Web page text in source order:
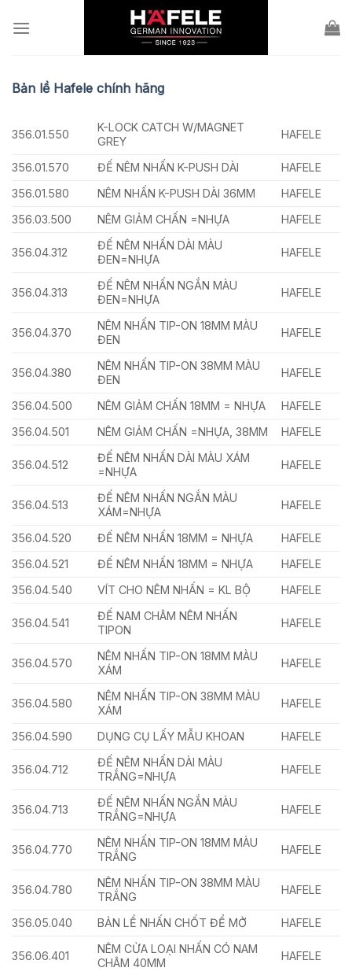
Bản lề Hafele chính hãng
356.01.550
K-LOCK CATCH W/MAGNET
GREY
HAFELE
356.01.570 ĐẾ NÊM NHẤN K-PUSH DÀI
HAFELE
356.01.580
NÊM NHẤN K-PUSH DÀI 36MM
HAFELE
356.03.500
NÊM GIẢM CHẤN =NHỰA HAFELE
356.04.312
ĐẾ NÊM NHẤN DÀI MÀU
ĐEN=NHỰA
HAFELE
356.04.313
ĐẾ NÊM NHẤN NGẮN MÀU
ĐEN=NHỰA
HAFELE
356.04.370
NÊM NHẤN TIP-ON 18MM MÀU
ĐEN
HAFELE
356.04.380
NÊM NHẤN TIP-ON 38MM MÀU
ĐEN
HAFELE
356.04.500 NÊM GIẢM CHẤN 18MM = NHỰA
HAFELE
356.04.501
NÊM GIẢM CHẤN =NHỰA, 38MM HAFELE
356.04.512
ĐẾ NÊM NHẤN DÀI MÀU XÁM
=NHỰA
HAFELE
356.04.513
ĐẾ NÊM NHẤN NGẮN MÀU
XÁM=NHỰA
HAFELE
356.04.520 ĐẾ NÊM NHẤN 18MM = NHỰA
HAFELE
356.04.521
ĐẾ NÊM NHẤN 18MM = NHỰA
HAFELE
356.04.540
VÍT CHO NÊM NHẤN = KL BỘ HAFELE
356.04.541
ĐẾ NAM CHÂM NÊM NHẤN
TIPON
HAFELE
356.04.570
NÊM NHẤN TIP-ON 18MM MÀU
XÁM
HAFELE
356.04.580
NÊM NHẤN TIP-ON 38MM MÀU
XÁM
HAFELE
356.04.590 DỤNG CỤ LẤY MẪU KHOAN HAFELE
356.04.712
ĐẾ NÊM NHẤN DÀI MÀU
TRẮNG=NHỰA
HAFELE
356.04.713
ĐẾ NÊM NHẤN NGẮN MÀU
TRẮNG=NHỰA
HAFELE
356.04.770
NÊM NHẤN TIP-ON 18MM MÀU
TRẮNG
HAFELE
356.04.780
NÊM NHẤN TIP-ON 38MM MÀU
TRẮNG
HAFELE
356.05.040 BẢN LỀ NHẤN CHỐT ĐỂ MỞ HAFELE
356.06.401
NÊM CỬA LOẠI NHẤN CÓ NAM
CHÂM 40MM
HAFELE